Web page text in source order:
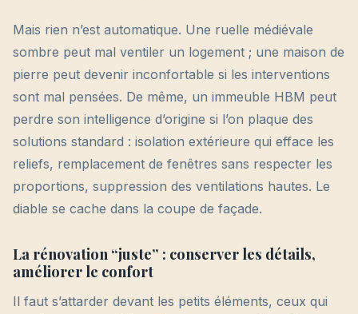
Mais rien n’est automatique. Une ruelle médiévale
sombre peut mal ventiler un logement ; une maison de
pierre peut devenir inconfortable si les interventions
sont mal pensées. De même, un immeuble HBM peut
perdre son intelligence d’origine si l’on plaque des
solutions standard : isolation extérieure qui efface les
reliefs, remplacement de fenêtres sans respecter les
proportions, suppression des ventilations hautes. Le
diable se cache dans la coupe de façade.
La rénovation “juste” : conserver les détails,
améliorer le confort
Il faut s’attarder devant les petits éléments, ceux qui